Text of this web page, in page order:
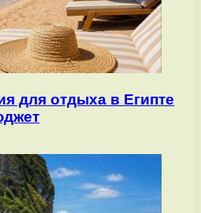
для отдыха в Египте